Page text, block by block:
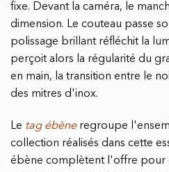
fixe. Devant la caméra, le
dimension. Le couteau passe
polissage brillant réfléchit la
perçoit alors la régularité du
en main, la transition entre le
des mitres d'inox.
Le tag ébèneregroupe
collection réalisés dans cette
ébène complètent l'offre pour